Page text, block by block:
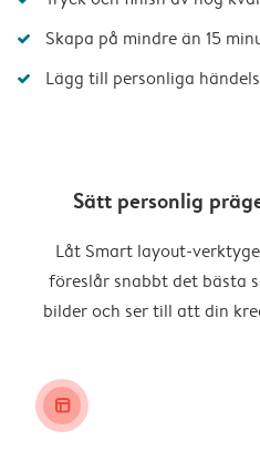
Skapa på mindre än 15
Lägg till personliga
Sätt personlig
Låt Smart layout-
föreslår snabbt det bästa
bilder och ser till att din
layout_alt